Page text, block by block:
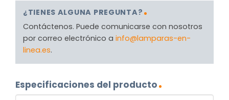
¿TIENES ALGUNA PREGUNTA?
Contáctenos. Puede comunicarse con nosotros
por correo electrónico a info@lamparas-en-
linea.es.
Especificaciones del producto